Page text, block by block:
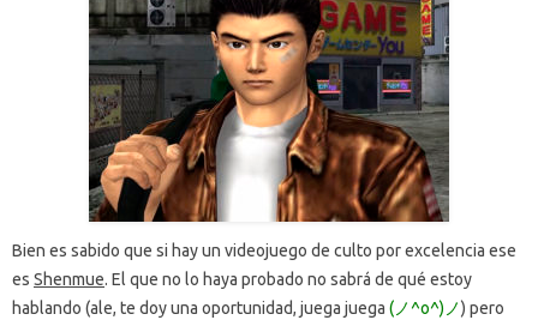
Bien es sabido que si hay un videojuego de culto por excelencia ese
es Shenmue. El que no lo haya probado no sabrá de qué estoy
hablando (ale, te doy una oportunidad, juega juega (ノ^o^)ノ) pero